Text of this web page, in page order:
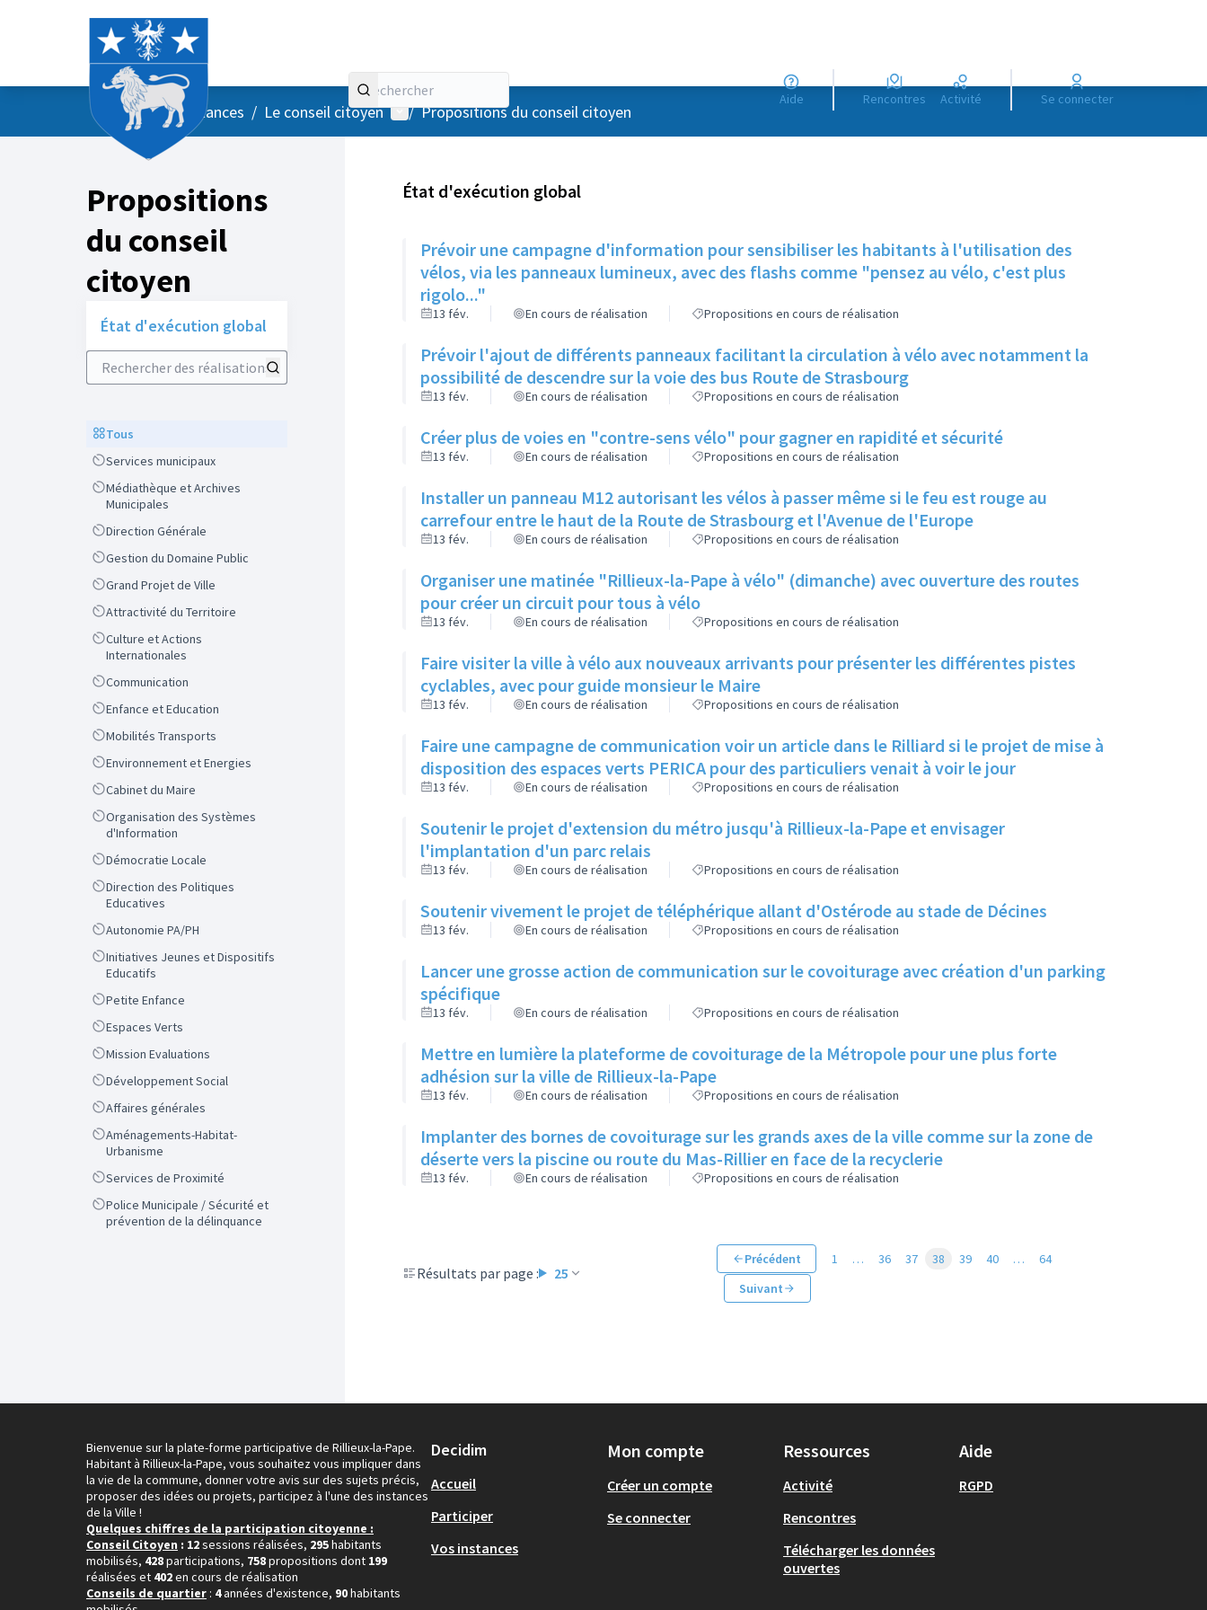
Aide Rencontres Activité Se connecter
AccueilMenu principal
/ Vos instances / Le conseil citoyen Menu utilisateur
/ Propositions du conseil citoyen
Propositions
du conseil
citoyen
État d'exécution global
Rechercher des réalisations
ScopeTous
ScopeServices municipaux
Scope
Médiathèque et Archives
Municipales
ScopeDirection Générale
ScopeGestion du Domaine Public
ScopeGrand Projet de Ville
ScopeAttractivité du Territoire
Scope
Culture et Actions
Internationales
ScopeCommunication
ScopeEnfance et Education
ScopeMobilités Transports
ScopeEnvironnement et Energies
ScopeCabinet du Maire
Scope
Organisation des Systèmes
d'Information
ScopeDémocratie Locale
Scope
Direction des Politiques
Educatives
ScopeAutonomie PA/PH
Scope
Initiatives Jeunes et Dispositifs
Educatifs
ScopePetite Enfance
ScopeEspaces Verts
ScopeMission Evaluations
ScopeDéveloppement Social
ScopeAffaires générales
Scope
Aménagements-Habitat-
Urbanisme
ScopeServices de Proximité
Scope
Police Municipale / Sécurité et
prévention de la délinquance
État d'exécution global
Prévoir une campagne d'information pour sensibiliser les habitants à l'utilisation des
vélos, via les panneaux lumineux, avec des flashs comme "pensez au vélo, c'est plus
rigolo..."
13 fév. En cours de réalisation Propositions en cours de réalisation
Prévoir l'ajout de différents panneaux facilitant la circulation à vélo avec notamment la
possibilité de descendre sur la voie des bus Route de Strasbourg
13 fév. En cours de réalisation Propositions en cours de réalisation
Créer plus de voies en "contre-sens vélo" pour gagner en rapidité et sécurité
13 fév. En cours de réalisation Propositions en cours de réalisation
Installer un panneau M12 autorisant les vélos à passer même si le feu est rouge au
carrefour entre le haut de la Route de Strasbourg et l'Avenue de l'Europe
13 fév. En cours de réalisation Propositions en cours de réalisation
Organiser une matinée "Rillieux-la-Pape à vélo" (dimanche) avec ouverture des routes
pour créer un circuit pour tous à vélo
13 fév. En cours de réalisation Propositions en cours de réalisation
Faire visiter la ville à vélo aux nouveaux arrivants pour présenter les différentes pistes
cyclables, avec pour guide monsieur le Maire
13 fév. En cours de réalisation Propositions en cours de réalisation
Faire une campagne de communication voir un article dans le Rilliard si le projet de mise à
disposition des espaces verts PERICA pour des particuliers venait à voir le jour
13 fév. En cours de réalisation Propositions en cours de réalisation
Soutenir le projet d'extension du métro jusqu'à Rillieux-la-Pape et envisager
l'implantation d'un parc relais
13 fév. En cours de réalisation Propositions en cours de réalisation
Soutenir vivement le projet de téléphérique allant d'Ostérode au stade de Décines
13 fév. En cours de réalisation Propositions en cours de réalisation
Lancer une grosse action de communication sur le covoiturage avec création d'un parking
spécifique
13 fév. En cours de réalisation Propositions en cours de réalisation
Mettre en lumière la plateforme de covoiturage de la Métropole pour une plus forte
adhésion sur la ville de Rillieux-la-Pape
13 fév. En cours de réalisation Propositions en cours de réalisation
Implanter des bornes de covoiturage sur les grands axes de la ville comme sur la zone de
déserte vers la piscine ou route du Mas-Rillier en face de la recyclerie
13 fév. En cours de réalisation Propositions en cours de réalisation
Résultats par page : 25
Précédent 1 … 36 37 38 39 40 …
64
Suivant
Bienvenue sur la plate-forme participative de Rillieux-la-Pape.
Habitant à Rillieux-la-Pape, vous souhaitez vous impliquer dans
la vie de la commune, donner votre avis sur des sujets précis,
proposer des idées ou projets, participez à l'une des instances
de la Ville !
Quelques chiffres de la participation citoyenne :
Conseil Citoyen : 12sessions réalisées, 295habitants
mobilisés, 428participations, 758propositions dont 199
réalisées et 402en cours de réalisation
Conseils de quartier : 4années d'existence, 90habitants
Decidim
Accueil
Participer
Vos instances
Mon compte
Créer un compte
Se connecter
Ressources
Activité
Rencontres
Télécharger les données
ouvertes
Aide
RGPD